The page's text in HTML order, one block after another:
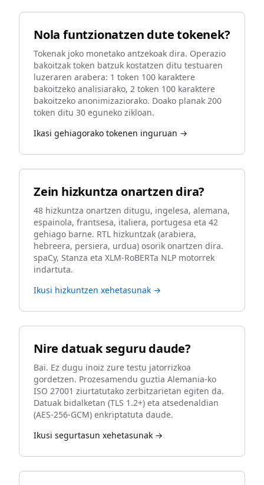
Nola funtzionatzen dute tokenek?
Tokenak joko monetako antzekoak dira. Operazio
bakoitzak token batzuk kostatzen ditu testuaren
luzeraren arabera: 1 token 100 karaktere
bakoitzeko analisiarako, 2 token 100 karaktere
bakoitzeko anonimizaziorako. Doako planak 200
token ditu 30 eguneko zikloan.
Ikasi gehiagorako tokenen inguruan →
Zein hizkuntza onartzen dira?
48 hizkuntza onartzen ditugu, ingelesa, alemana,
espainola, frantsesa, italiera, portugesa eta 42
gehiago barne. RTL hizkuntzak (arabiera,
hebreera, persiera, urdua) osorik onartzen dira.
spaCy, Stanza eta XLM-RoBERTa NLP motorrek
indartuta.
Ikusi hizkuntzen xehetasunak →
Nire datuak seguru daude?
Bai. Ez dugu inoiz zure testu jatorrizkoa
gordetzen. Prozesamendu guztia Alemania-ko
ISO 27001 ziurtatutako zerbitzarietan egiten da.
Datuak bidalketan (TLS 1.2+) eta atsedenaldian
(AES-256-GCM) enkriptatuta daude.
Ikusi segurtasun xehetasunak →